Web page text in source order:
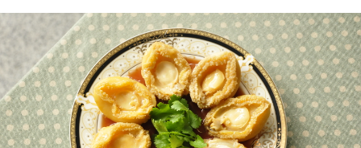
（425g）